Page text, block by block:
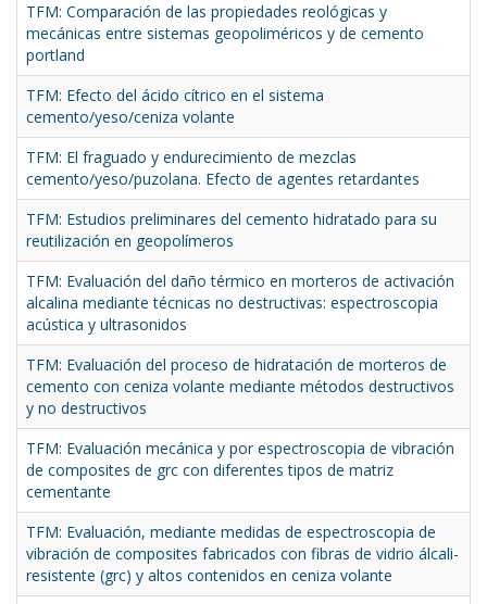
TFM: Comparación de las propiedades reológicas y
mecánicas entre sistemas geopoliméricos y de cemento
portland
TFM: Efecto del ácido cítrico en el sistema
cemento/yeso/ceniza volante
TFM: El fraguado y endurecimiento de mezclas
cemento/yeso/puzolana. Efecto de agentes retardantes
TFM: Estudios preliminares del cemento hidratado para su
reutilización en geopolímeros
TFM: Evaluación del daño térmico en morteros de activación
alcalina mediante técnicas no destructivas: espectroscopia
acústica y ultrasonidos
TFM: Evaluación del proceso de hidratación de morteros de
cemento con ceniza volante mediante métodos destructivos
y no destructivos
TFM: Evaluación mecánica y por espectroscopia de vibración
de composites de grc con diferentes tipos de matriz
cementante
TFM: Evaluación, mediante medidas de espectroscopia de
vibración de composites fabricados con fibras de vidrio álcali-
resistente (grc) y altos contenidos en ceniza volante